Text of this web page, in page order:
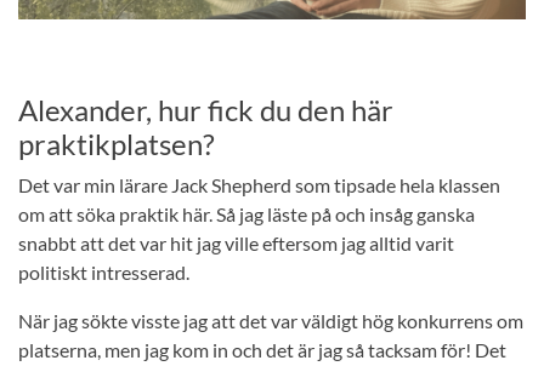
Alexander, hur fick du den här
praktikplatsen?
Det var min lärare Jack Shepherd som tipsade hela klassen
om att söka praktik här. Så jag läste på och insåg ganska
snabbt att det var hit jag ville eftersom jag alltid varit
politiskt intresserad.
När jag sökte visste jag att det var väldigt hög konkurrens om
platserna, men jag kom in och det är jag så tacksam för! Det